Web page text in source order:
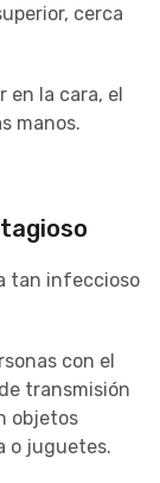
cerca
en la cara, el
manos.
tan infeccioso
con el
transmisión
objetos
o juguetes.